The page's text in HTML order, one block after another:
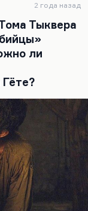
про
пёс» про
2 года назад
Тыквера
ли